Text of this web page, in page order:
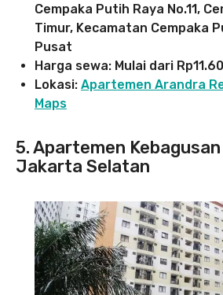
Cempaka Putih Raya No.11,
Timur, Kecamatan Cempaka
Pusat
Harga sewa: Mulai dari
Lokasi: Apartemen Arandra
Maps
5. Apartemen
Jakarta Selatan